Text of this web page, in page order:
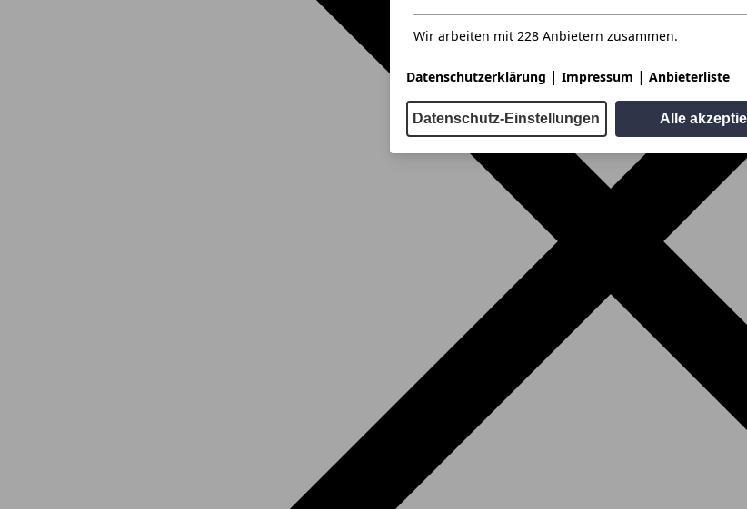
Wir arbeiten mit 228 Anbietern zusammen.
Datenschutzerklärung | Impressum | Anbieterliste
Datenschutz-Einstellungen Alle